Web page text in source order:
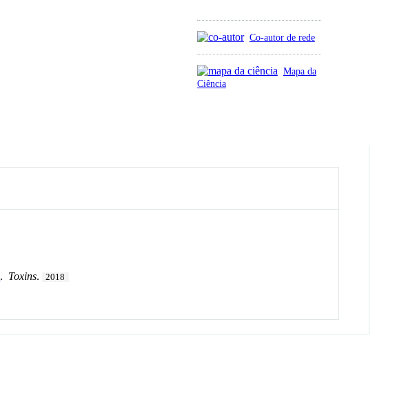
Co-autor de rede
Mapa da
Ciência
. Toxins. 2018